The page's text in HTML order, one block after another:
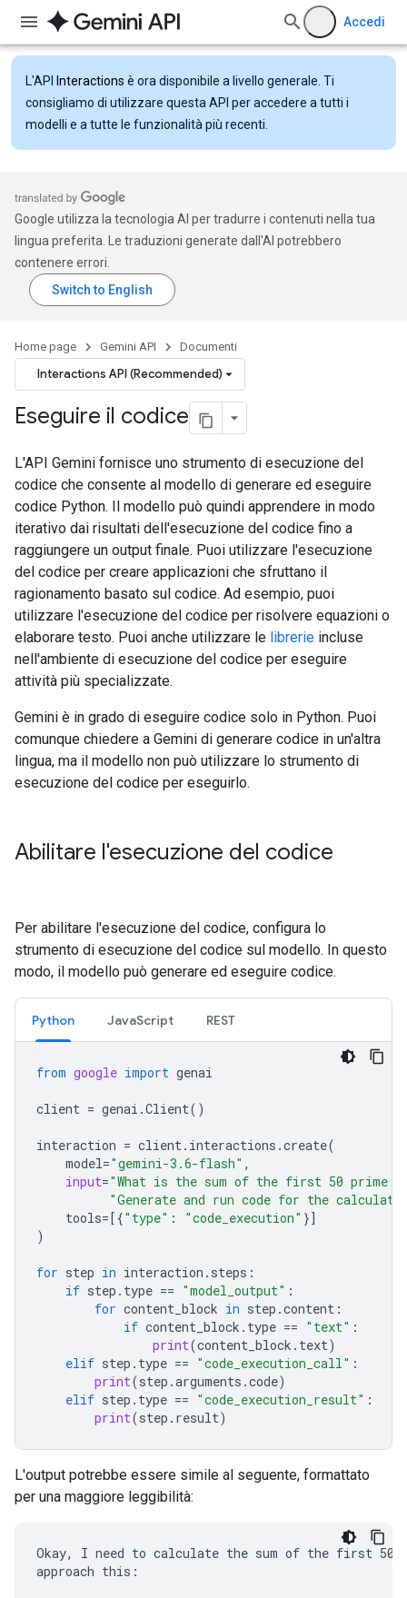
Accedi
L'API Interactions è ora disponibile a livello generale. Ti
consigliamo di utilizzare questa API per accedere a tutti i
modelli e a tutte le funzionalità più recenti.
Google utilizza la tecnologia AI per tradurre i contenuti nella tua
lingua preferita. Le traduzioni generate dall'AI potrebbero
contenere errori.
Home page Gemini API Documenti
Interactions API (Recommended)
Eseguire il codice
L'API Gemini fornisce uno strumento di esecuzione del
codice che consente al modello di generare ed eseguire
codice Python. Il modello può quindi apprendere in modo
iterativo dai risultati dell'esecuzione del codice fino a
raggiungere un output finale. Puoi utilizzare l'esecuzione
del codice per creare applicazioni che sfruttano il
ragionamento basato sul codice. Ad esempio, puoi
utilizzare l'esecuzione del codice per risolvere equazioni o
elaborare testo. Puoi anche utilizzare le librerie incluse
nell'ambiente di esecuzione del codice per eseguire
attività più specializzate.
Gemini è in grado di eseguire codice solo in Python. Puoi
comunque chiedere a Gemini di generare codice in un'altra
lingua, ma il modello non può utilizzare lo strumento di
esecuzione del codice per eseguirlo.
Abilitare l'esecuzione del codice
Per abilitare l'esecuzione del codice, configura lo
strumento di esecuzione del codice sul modello. In questo
modo, il modello può generare ed eseguire codice.
Python JavaScript REST
from google import genai
client = genai .Client()
interaction = client. interactions .create(
model="gemini-3.6-flash" ,
input="What is the sum of the first 50 prime
"Generate and run code for the
tools=[{"type" : "code_execution" }]
)
for step in interaction . steps :
if step . type == "model_output" :
for content_block in step .content :
if content_block . type == "text" :
print(content_block . text)
elif step . type == "code_execution_call" :
print(step .arguments .code)
elif step . type == "code_execution_result" :
print(step . result)
L'output potrebbe essere simile al seguente, formattato
per una maggiore leggibilità:
Okay, I need to calculate the sum of the first 50
approach this: